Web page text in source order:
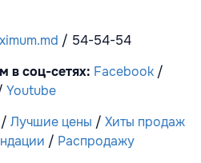
/ 54-54-54
в соц-сетях: Facebook /
Youtube
/ Лучшие цены / Хиты продаж
/ Распродажу